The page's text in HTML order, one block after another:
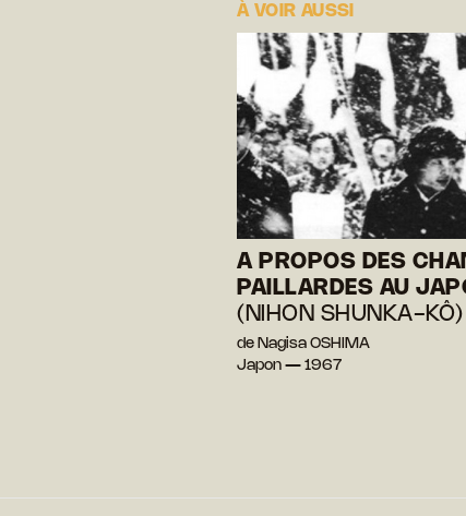
À VOIR AUSSI
A PROPOS DES
PAILLARDES AU
(NIHON SHUNKA-KÔ)
de Nagisa OSHIMA
Japon — 1967